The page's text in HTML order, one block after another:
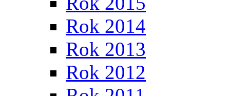
Rok 2014
Rok 2013
Rok 2012